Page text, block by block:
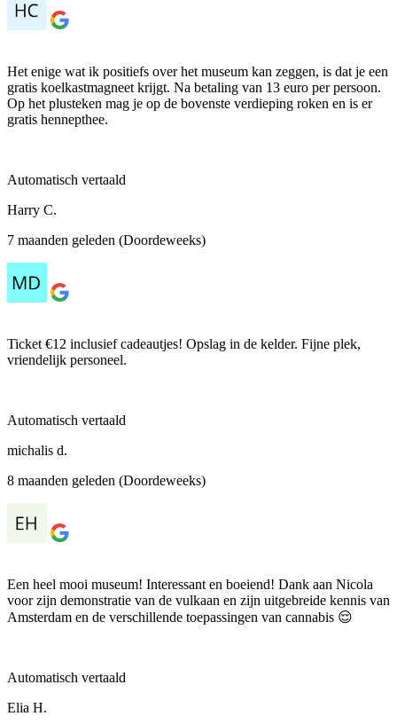
Het enige wat ik positiefs over het museum kan zeggen, is dat je een
gratis koelkastmagneet krijgt. Na betaling van 13 euro per persoon.
Op het plusteken mag je op de bovenste verdieping roken en is er
gratis hennepthee.
Automatisch vertaald
Harry C.
7 maanden geleden (Doordeweeks)
Ticket €12 inclusief cadeautjes! Opslag in de kelder. Fijne plek,
vriendelijk personeel.
Automatisch vertaald
michalis d.
8 maanden geleden (Doordeweeks)
Een heel mooi museum! Interessant en boeiend! Dank aan Nicola
voor zijn demonstratie van de vulkaan en zijn uitgebreide kennis van
Amsterdam en de verschillende toepassingen van cannabis 😌
Automatisch vertaald
Elia H.